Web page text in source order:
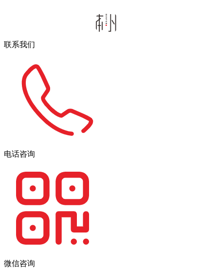
联系我们
电话咨询
微信咨询